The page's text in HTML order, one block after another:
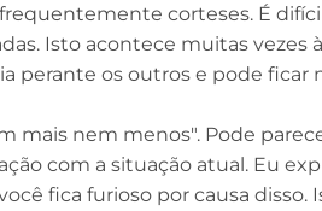
corteses. É
Isto acontece muitas vezes
perante os outros e pode ficar
mais nem menos". Pode
com a situação atual. Eu
fica furioso por causa disso.